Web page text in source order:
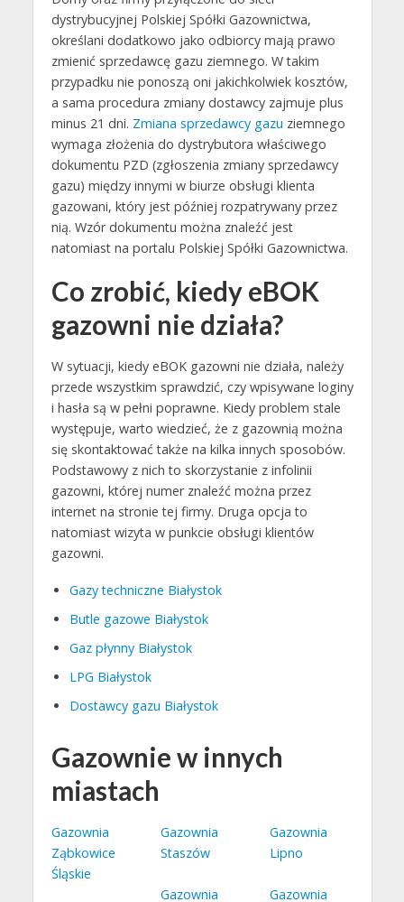
dystrybucyjnej Polskiej Spółki Gazownictwa,
określani dodatkowo jako odbiorcy mają prawo
zmienić sprzedawcę gazu ziemnego. W takim
przypadku nie ponoszą oni jakichkolwiek kosztów,
a sama procedura zmiany dostawcy zajmuje plus
minus 21 dni. Zmiana sprzedawcy gazu ziemnego
wymaga złożenia do dystrybutora właściwego
dokumentu PZD (zgłoszenia zmiany sprzedawcy
gazu) między innymi w biurze obsługi klienta
gazowani, który jest później rozpatrywany przez
nią. Wzór dokumentu można znaleźć jest
natomiast na portalu Polskiej Spółki Gazownictwa.
Co zrobić, kiedy eBOK
gazowni nie działa?
W sytuacji, kiedy eBOK gazowni nie działa, należy
przede wszystkim sprawdzić, czy wpisywane loginy
i hasła są w pełni poprawne. Kiedy problem stale
występuje, warto wiedzieć, że z gazownią można
się skontaktować także na kilka innych sposobów.
Podstawowy z nich to skorzystanie z infolinii
gazowni, której numer znaleźć można przez
internet na stronie tej firmy. Druga opcja to
natomiast wizyta w punkcie obsługi klientów
gazowni.
Gazy techniczne Białystok
Butle gazowe Białystok
Gaz płynny Białystok
LPG Białystok
Dostawcy gazu Białystok
Gazownie w innych
miastach
Gazownia
Ząbkowice
Śląskie
Gazownia
Staszów
Gazownia
Gazownia
Lipno
Gazownia